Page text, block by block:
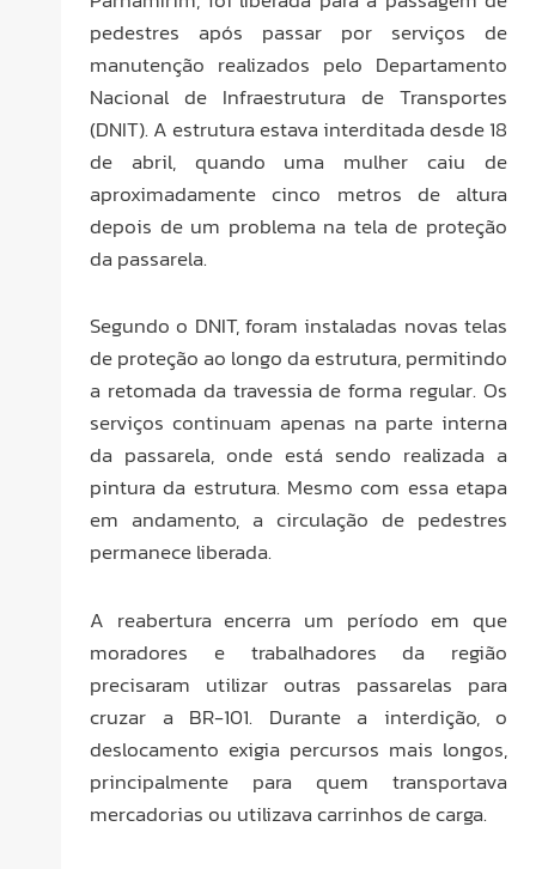
pedestres após passar por serviços de
manutenção realizados pelo Departamento
Nacional de Infraestrutura de Transportes
(DNIT). A estrutura estava interditada desde 18
de abril, quando uma mulher caiu de
aproximadamente cinco metros de altura
depois de um problema na tela de proteção
da passarela.
Segundo o DNIT, foram instaladas novas telas
de proteção ao longo da estrutura, permitindo
a retomada da travessia de forma regular. Os
serviços continuam apenas na parte interna
da passarela, onde está sendo realizada a
pintura da estrutura. Mesmo com essa etapa
em andamento, a circulação de pedestres
permanece liberada.
A reabertura encerra um período em que
moradores e trabalhadores da região
precisaram utilizar outras passarelas para
cruzar a BR-101. Durante a interdição, o
deslocamento exigia percursos mais longos,
principalmente para quem transportava
mercadorias ou utilizava carrinhos de carga.